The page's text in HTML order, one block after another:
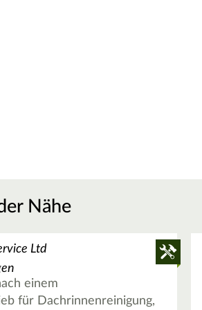
Nähe
Ltd
einem
für Dachrinnenreinigung,